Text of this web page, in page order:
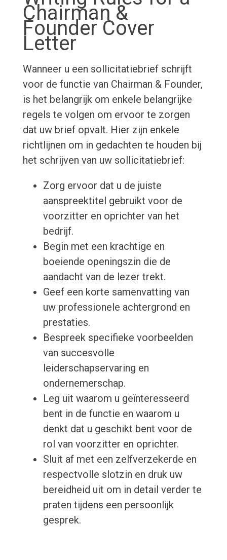
Chairman &
Founder Cover
Letter
Wanneer u een sollicitatiebrief schrijft
voor de functie van Chairman & Founder,
is het belangrijk om enkele belangrijke
regels te volgen om ervoor te zorgen
dat uw brief opvalt. Hier zijn enkele
richtlijnen om in gedachten te houden bij
het schrijven van uw sollicitatiebrief:
Zorg ervoor dat u de juiste
aanspreektitel gebruikt voor de
voorzitter en oprichter van het
bedrijf.
Begin met een krachtige en
boeiende openingszin die de
aandacht van de lezer trekt.
Geef een korte samenvatting van
uw professionele achtergrond en
prestaties.
Bespreek specifieke voorbeelden
van succesvolle
leiderschapservaring en
ondernemerschap.
Leg uit waarom u geïnteresseerd
bent in de functie en waarom u
denkt dat u geschikt bent voor de
rol van voorzitter en oprichter.
Sluit af met een zelfverzekerde en
respectvolle slotzin en druk uw
bereidheid uit om in detail verder te
praten tijdens een persoonlijk
gesprek.